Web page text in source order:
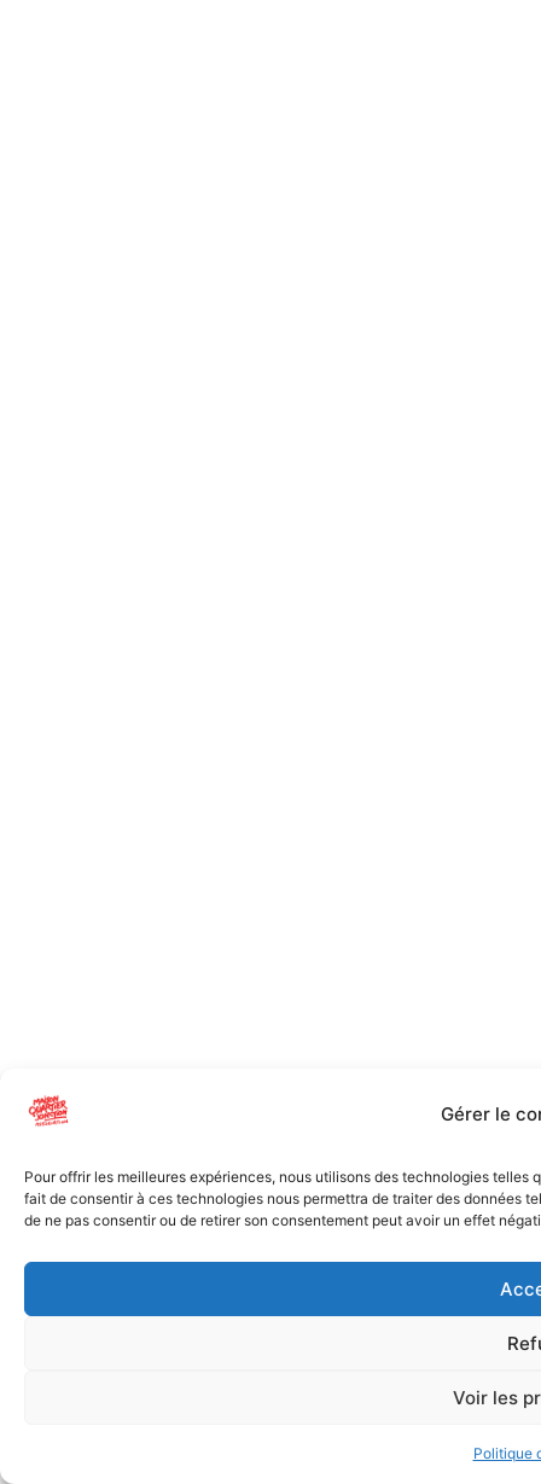
Gérer le
Pour offrir les meilleures expériences, nous utilisons des technologies
fait de consentir à ces technologies nous permettra de traiter des données
de ne pas consentir ou de retirer son consentement peut avoir un effet
Voir les
Politique